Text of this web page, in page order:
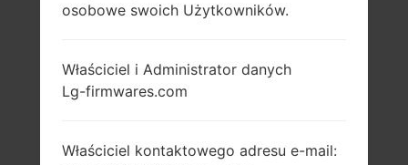
osobowe swoich Użytkowników.
Właściciel i Administrator danych
Lg-firmwares.com
Właściciel kontaktowego adresu e-mail: